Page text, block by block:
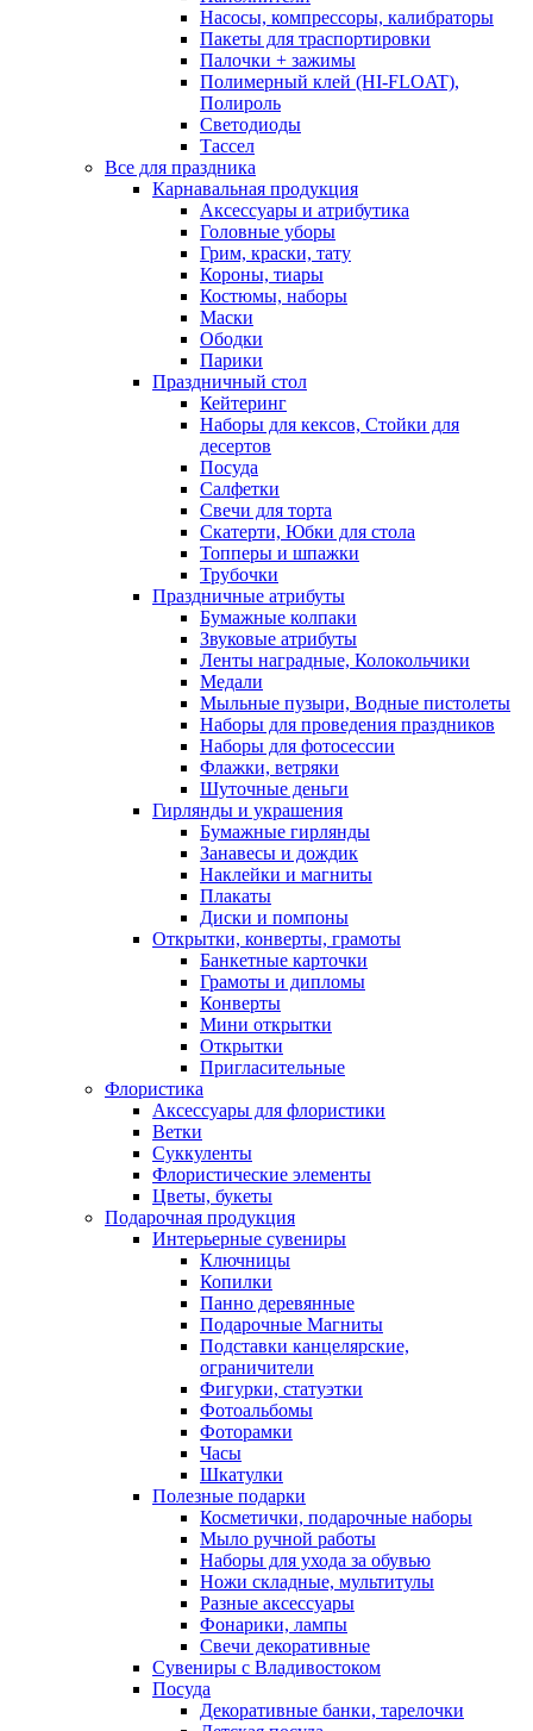
Насосы, компрессоры, калибраторы
Пакеты для траспортировки
Палочки + зажимы
Полимерный клей (HI-FLOAT),
Полироль
Светодиоды
Тассел
Все для праздника
Карнавальная продукция
Аксессуары и атрибутика
Головные уборы
Грим, краски, тату
Короны, тиары
Костюмы, наборы
Маски
Ободки
Парики
Праздничный стол
Кейтеринг
Наборы для кексов, Стойки для
десертов
Посуда
Салфетки
Свечи для торта
Скатерти, Юбки для стола
Топперы и шпажки
Трубочки
Праздничные атрибуты
Бумажные колпаки
Звуковые атрибуты
Ленты наградные, Колокольчики
Медали
Мыльные пузыри, Водные пистолеты
Наборы для проведения праздников
Наборы для фотосессии
Флажки, ветряки
Шуточные деньги
Гирлянды и украшения
Бумажные гирлянды
Занавесы и дождик
Наклейки и магниты
Плакаты
Диски и помпоны
Открытки, конверты, грамоты
Банкетные карточки
Грамоты и дипломы
Конверты
Мини открытки
Открытки
Пригласительные
Флористика
Аксессуары для флористики
Ветки
Суккуленты
Флористические элементы
Цветы, букеты
Подарочная продукция
Интерьерные сувениры
Ключницы
Копилки
Панно деревянные
Подарочные Магниты
Подставки канцелярские,
ограничители
Фигурки, статуэтки
Фотоальбомы
Фоторамки
Часы
Шкатулки
Полезные подарки
Косметички, подарочные наборы
Мыло ручной работы
Наборы для ухода за обувью
Ножи складные, мультитулы
Разные аксессуары
Фонарики, лампы
Свечи декоративные
Сувениры с Владивостоком
Посуда
Декоративные банки, тарелочки